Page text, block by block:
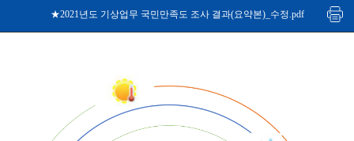
★2021년도 기상업무 국민만족도 조사 결과(요약본)_수정.pdf